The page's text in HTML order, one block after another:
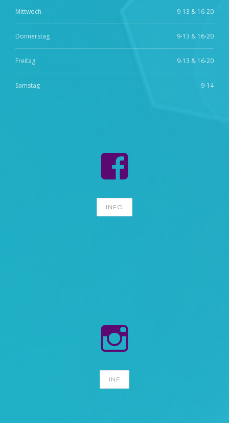
Mittwoch 9-13 & 16-20
Donnerstag 9-13 & 16-20
Freitag 9-13 & 16-20
Samstag 9-14
INFO
INF